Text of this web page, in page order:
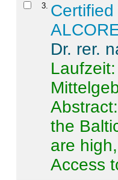
3
Dr. rer.
Abstract:
the
are
Access